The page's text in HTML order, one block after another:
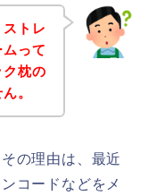
トレ
って
枕の
。
の理由は、最近
コードなどをメ